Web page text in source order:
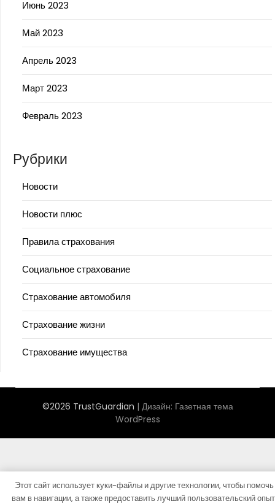
Июнь 2023
Май 2023
Апрель 2023
Март 2023
Февраль 2023
Рубрики
Новости
Новости плюс
Правила страхования
Социальное страхование
Страхование автомобиля
Страхование жизни
Страхование имущества
©2026 TrustGuardian | Дизайн: Газетная тема
WordPress
Этот сайт использует куки-файлы и другие технологии, чтобы помочь
вам в навигации, а также предоставить лучший пользовательский